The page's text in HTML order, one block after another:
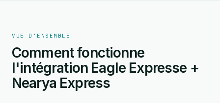
VUE D'ENSEMBLE
Comment fonctionne
l'intégration Eagle Expresse +
Nearya Express